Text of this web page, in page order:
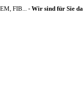
FIB... - Wir sind für Sie da